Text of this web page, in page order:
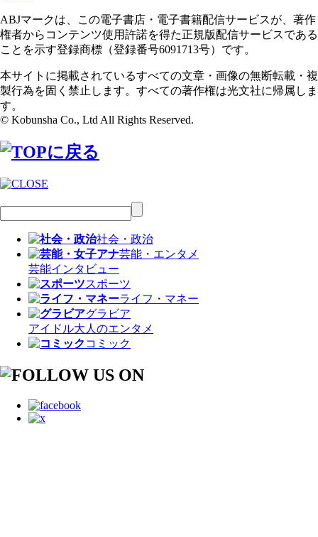
ABJマークは、この電子書店・電子書籍配信サービスが、著作
権者からコンテンツ使用許諾を得た正規版配信サービスである
ことを示す登録商標（登録番号6091713号）です。
本サイトに掲載されているすべての文章・画像の無断転載・複
製行為を固く禁止します。すべての著作権は光文社に帰属しま
す。
© Kobunsha Co., Ltd All Rights Reserved.
社会・政治
芸能・エンタメ
芸能インタビュー
スポーツ
ライフ・マネー
グラビア
アイドル大人のエンタメ
コミック